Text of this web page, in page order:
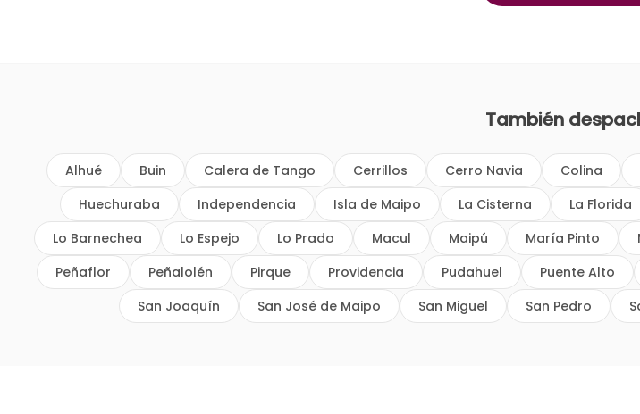
También
Alhué Buin Calera de Tango Cerrillos Cerro Navia Colina
Huechuraba
Independencia Isla de Maipo La Cisterna La Florida
Lo Barnechea
Lo Espejo Lo Prado Macul Maipú María Pinto
Peñaflor
Peñalolén Pirque Providencia Pudahuel Puente Alto
San Joaquín
San José de Maipo San Miguel San Pedro